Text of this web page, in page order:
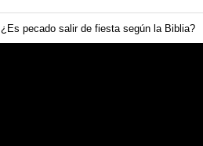
¿Es pecado salir de fiesta según la Biblia?